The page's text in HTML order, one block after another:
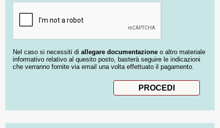
Nel caso si necessiti di allegare documentazione o altro materiale
informativo relativo al quesito posto, basterà seguire le indicazioni
che verranno fornite via email una volta effettuato il pagamento.